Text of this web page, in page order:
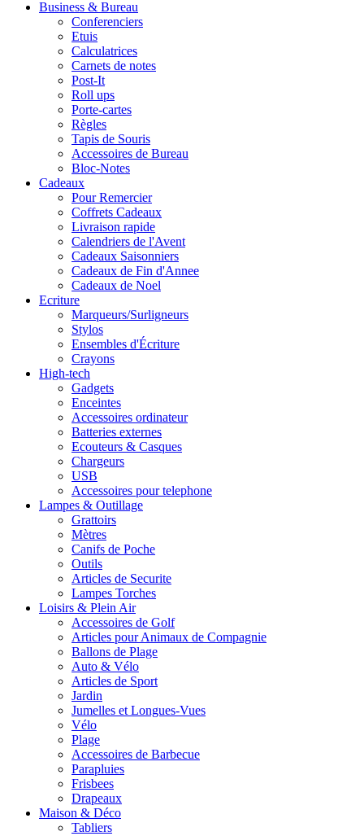
Business & Bureau
Conferenciers
Etuis
Calculatrices
Carnets de notes
Post-It
Roll ups
Porte-cartes
Règles
Tapis de Souris
Accessoires de Bureau
Bloc-Notes
Cadeaux
Pour Remercier
Coffrets Cadeaux
Livraison rapide
Calendriers de l'Avent
Cadeaux Saisonniers
Cadeaux de Fin d'Annee
Cadeaux de Noel
Ecriture
Marqueurs/Surligneurs
Stylos
Ensembles d'Écriture
Crayons
High-tech
Gadgets
Enceintes
Accessoires ordinateur
Batteries externes
Ecouteurs & Casques
Chargeurs
USB
Accessoires pour telephone
Lampes & Outillage
Grattoirs
Mètres
Canifs de Poche
Outils
Articles de Securite
Lampes Torches
Loisirs & Plein Air
Accessoires de Golf
Articles pour Animaux de Compagnie
Ballons de Plage
Auto & Vélo
Articles de Sport
Jardin
Jumelles et Longues-Vues
Vélo
Plage
Accessoires de Barbecue
Parapluies
Frisbees
Drapeaux
Maison & Déco
Tabliers